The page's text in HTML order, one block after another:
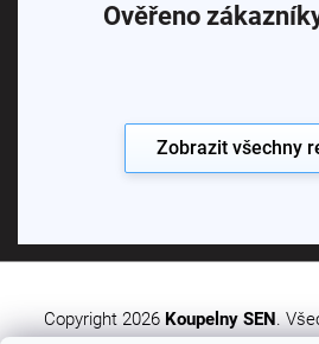
Ověřeno
Zobrazit všechny
Copyright 2026 Koupelny SEN .